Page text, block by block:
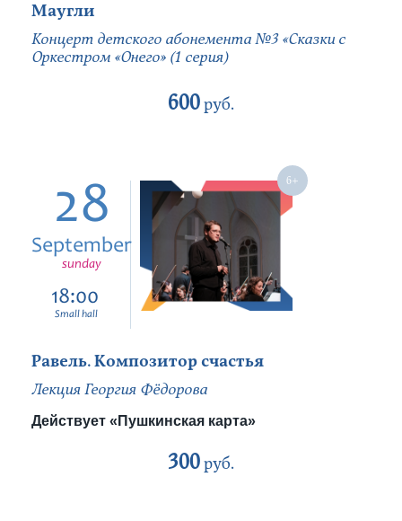
Маугли
Концерт детского абонемента №3 «Сказки с
Оркестром «Онего» (1 серия)
600руб.
28
September
sunday
18:00
Small hall
Равель. Композитор счастья
Лекция Георгия Фёдорова
Действует «Пушкинская карта»
300руб.